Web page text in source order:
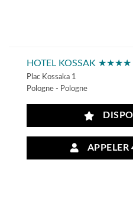
HOTEL KOSSAK ★★★★
Plac Kossaka 1
Pologne - Pologne